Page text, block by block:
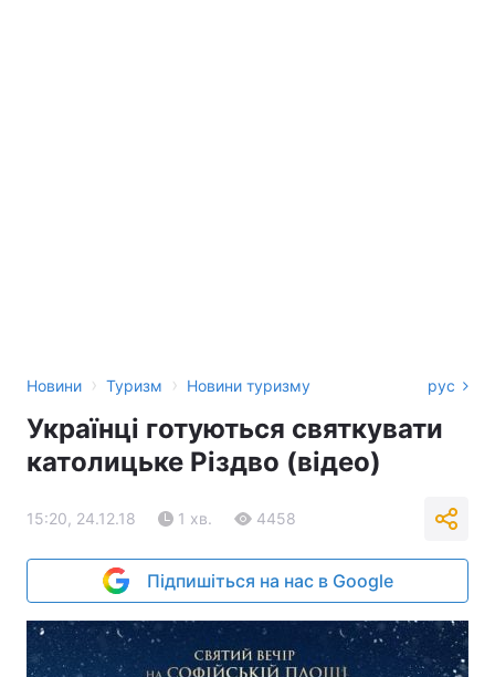
Новини › Туризм › Новини туризму рус
Українці готуються святкувати
католицьке Різдво (відео)
15:20, 24.12.18 1 хв. 4458
Підпишіться на нас в Google